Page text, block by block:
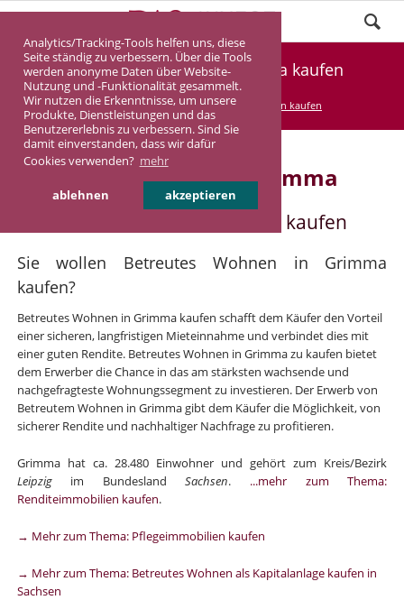
Analytics/Tracking-Tools helfen uns, diese
Seite ständig zu verbessern. Über die Tools
werden anonyme Daten über Website-
Nutzung und -Funktionalität gesammelt.
Wir nutzen die Erkenntnisse, um unsere
Produkte, Dienstleistungen und das
Benutzererlebnis zu verbessern. Sind Sie
damit einverstanden, dass wir dafür
Cookies verwenden? mehr
ablehnen akzeptieren
Betreutes Wohnen in Grimma kaufen
DASINVEST Service Betreutes Wohnen kaufen
Betreutes Wohnen in Grimma
Betreutes Wohnen in Grimma kaufen
Sie wollen Betreutes Wohnen in Grimma
kaufen?
Betreutes Wohnen in Grimma kaufen schafft dem Käufer den Vorteil
einer sicheren, langfristigen Mieteinnahme und verbindet dies mit
einer guten Rendite. Betreutes Wohnen in Grimma zu kaufen bietet
dem Erwerber die Chance in das am stärksten wachsende und
nachgefragteste Wohnungssegment zu investieren. Der Erwerb von
Betreutem Wohnen in Grimma gibt dem Käufer die Möglichkeit, von
sicherer Rendite und nachhaltiger Nachfrage zu profitieren.
Grimma hat ca. 28.480 Einwohner und gehört zum Kreis/Bezirk
Leipzigim BundeslandSachsen. ...mehr zum Thema:
Renditeimmobilien kaufen.
→ Mehr zum Thema: Pflegeimmobilien kaufen
→ Mehr zum Thema: Betreutes Wohnen als Kapitalanlage kaufen in
Sachsen